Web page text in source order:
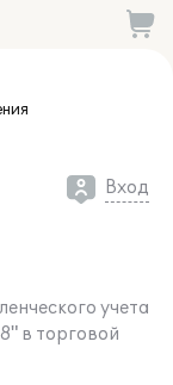
Вход
учета
в торговой